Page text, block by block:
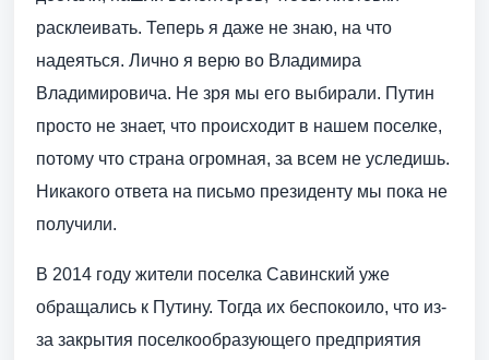
расклеивать. Теперь я даже не знаю, на что
надеяться. Лично я верю во Владимира
Владимировича. Не зря мы его выбирали. Путин
просто не знает, что происходит в нашем поселке,
потому что страна огромная, за всем не уследишь.
Никакого ответа на письмо президенту мы пока не
получили.
В 2014 году жители поселка Савинский уже
обращались к Путину. Тогда их беспокоило, что из-
за закрытия поселкообразующего предприятия